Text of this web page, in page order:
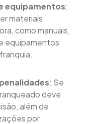
equipamentos:
materiais
como manuais,
equipamentos
: Se
deve
além de
por